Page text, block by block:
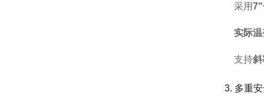
采用
实际
支持斜
3. 多重